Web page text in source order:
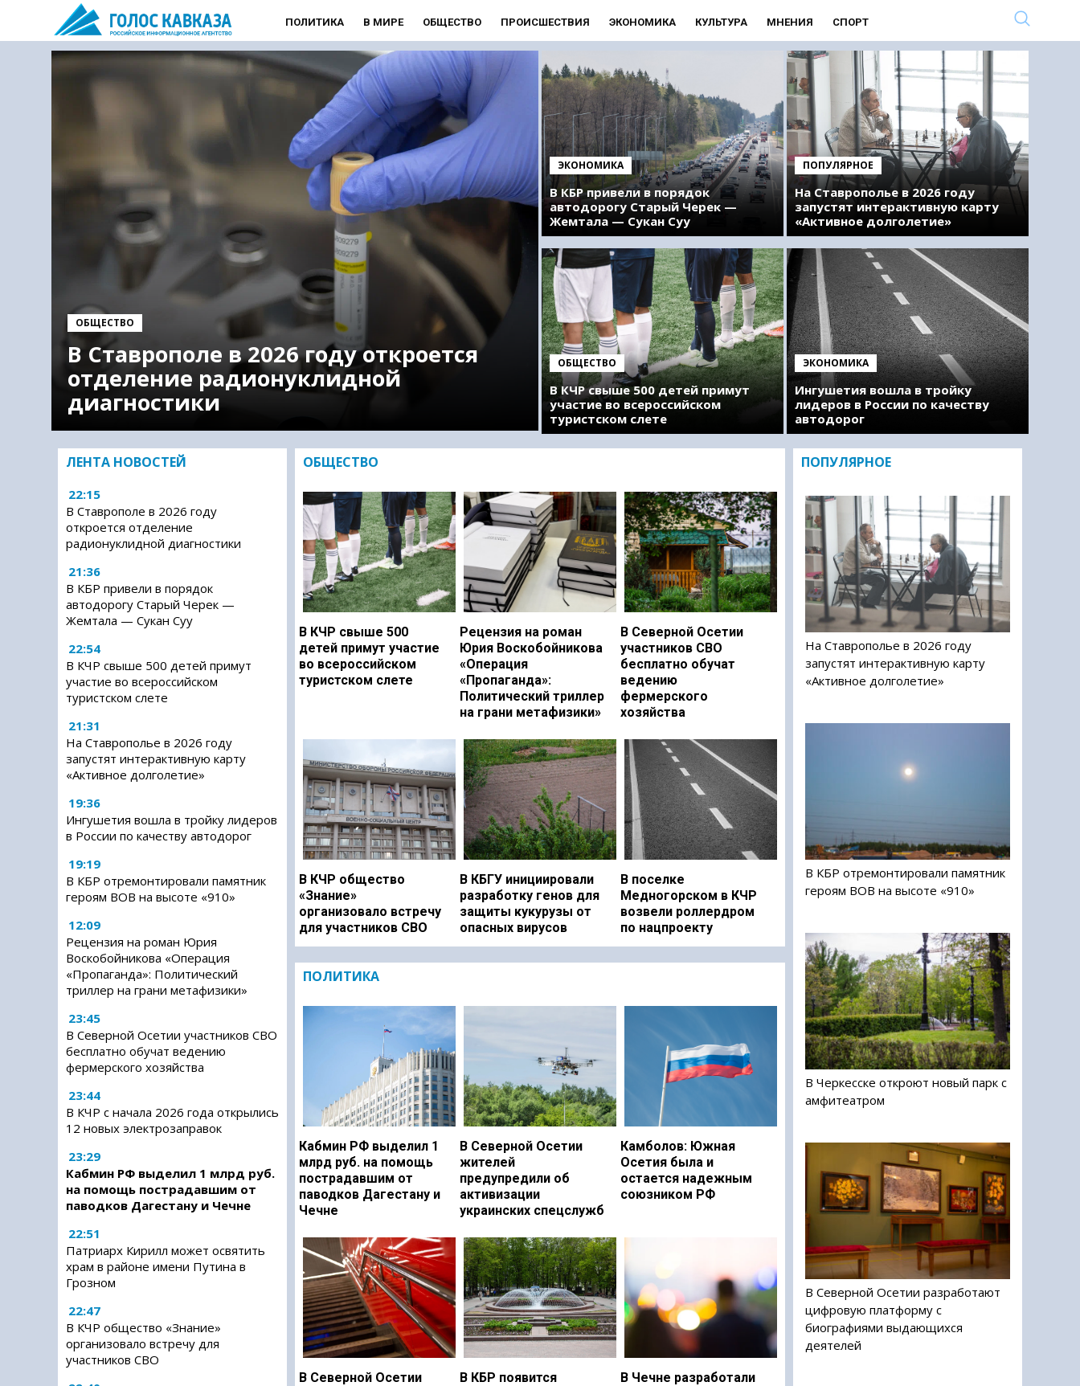
ПОЛИТИКА В МИРЕ ОБЩЕСТВО ПРОИСШЕСТВИЯ ЭКОНОМИКА КУЛЬТУРА МНЕНИЯ СПОРТ
ОБЩЕСТВО
В Ставрополе в 2026 году откроется
отделение радионуклидной
диагностики
ЭКОНОМИКА
В КБР привели в порядок
автодорогу Старый Черек —
Жемтала — Сукан Суу
ОБЩЕСТВО
В КЧР свыше 500 детей примут
участие во всероссийском
туристском слете
ПОПУЛЯРНОЕ
На Ставрополье в 2026 году
запустят интерактивную карту
«Активное долголетие»
ЭКОНОМИКА
Ингушетия вошла в тройку
лидеров в России по качеству
автодорог
ЛЕНТА НОВОСТЕЙ
22:15
В Ставрополе в 2026 году
откроется отделение
радионуклидной диагностики
21:36
В КБР привели в порядок
автодорогу Старый Черек —
Жемтала — Сукан Суу
22:54
В КЧР свыше 500 детей примут
участие во всероссийском
туристском слете
21:31
На Ставрополье в 2026 году
запустят интерактивную карту
«Активное долголетие»
19:36
Ингушетия вошла в тройку лидеров
в России по качеству автодорог
19:19
В КБР отремонтировали памятник
героям ВОВ на высоте «910»
12:09
Рецензия на роман Юрия
Воскобойникова «Операция
«Пропаганда»: Политический
триллер на грани метафизики»
23:45
В Северной Осетии участников СВО
бесплатно обучат ведению
фермерского хозяйства
23:44
В КЧР с начала 2026 года открылись
12 новых электрозаправок
23:29
Кабмин РФ выделил 1 млрд руб.
на помощь пострадавшим от
паводков Дагестану и Чечне
22:51
Патриарх Кирилл может освятить
храм в районе имени Путина в
Грозном
22:47
В КЧР общество «Знание»
организовало встречу для
участников СВО
ОБЩЕСТВО
В КЧР свыше 500
детей примут участие
во всероссийском
туристском слете
Рецензия на роман
Юрия Воскобойникова
«Операция
«Пропаганда»:
Политический триллер
на грани метафизики»
В Северной Осетии
участников СВО
бесплатно обучат
ведению
фермерского
хозяйства
В КЧР общество
«Знание»
организовало встречу
для участников СВО
В КБГУ инициировали
разработку генов для
защиты кукурузы от
опасных вирусов
В поселке
Медногорском в КЧР
возвели роллердром
по нацпроекту
ПОЛИТИКА
Кабмин РФ выделил 1
млрд руб. на помощь
пострадавшим от
паводков Дагестану и
Чечне
В Северной Осетии
жителей
предупредили об
активизации
украинских спецслужб
Камболов: Южная
Осетия была и
остается надежным
союзником РФ
В Северной Осетии
В КБР появится
В Чечне разработали
ПОПУЛЯРНОЕ
На Ставрополье в 2026 году
запустят интерактивную карту
«Активное долголетие»
В КБР отремонтировали памятник
героям ВОВ на высоте «910»
В Черкесске откроют новый парк с
амфитеатром
В Северной Осетии разработают
цифровую платформу с
биографиями выдающихся
деятелей